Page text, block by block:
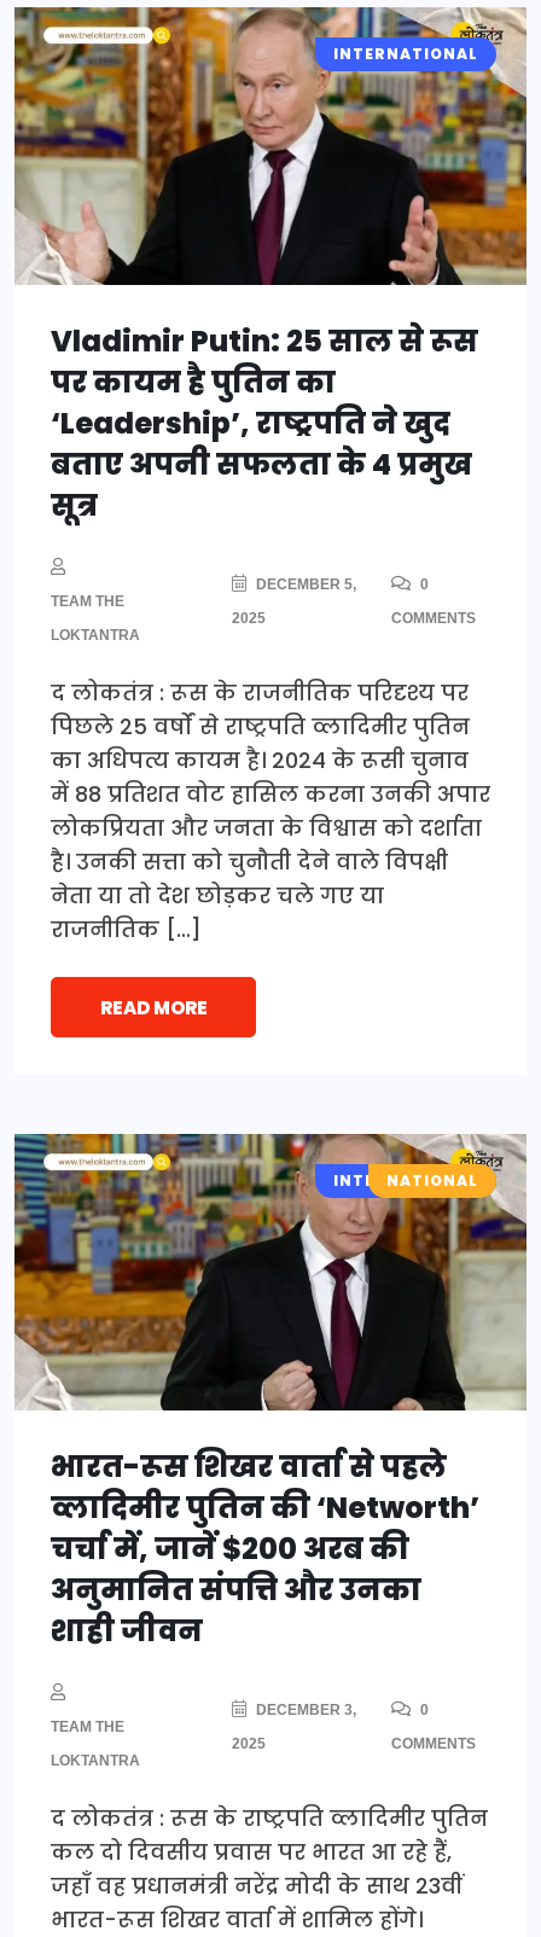
INTERNATIONAL
Vladimir Putin: 25 साल से रूस
पर कायम है पुतिन का
‘Leadership’, राष्ट्रपति ने खुद
बताए अपनी सफलता के 4 प्रमुख
सूत्र
TEAM THE
LOKTANTRA
DECEMBER 5,
2025
0
COMMENTS
द लोकतंत्र : रूस के राजनीतिक परिदृश्य पर
पिछले 25 वर्षों से राष्ट्रपति व्लादिमीर पुतिन
का अधिपत्य कायम है। 2024 के रूसी चुनाव
में 88 प्रतिशत वोट हासिल करना उनकी अपार
लोकप्रियता और जनता के विश्वास को दर्शाता
है। उनकी सत्ता को चुनौती देने वाले विपक्षी
नेता या तो देश छोड़कर चले गए या
राजनीतिक […]
READ MORE
INTERNATIONAL
NATIONAL
भारत-रूस शिखर वार्ता से पहले
व्लादिमीर पुतिन की ‘Networth’
चर्चा में, जानें $200 अरब की
अनुमानित संपत्ति और उनका
शाही जीवन
TEAM THE
LOKTANTRA
DECEMBER 3,
2025
0
COMMENTS
द लोकतंत्र : रूस के राष्ट्रपति व्लादिमीर पुतिन
कल दो दिवसीय प्रवास पर भारत आ रहे हैं,
जहाँ वह प्रधानमंत्री नरेंद्र मोदी के साथ 23वीं
भारत-रूस शिखर वार्ता में शामिल होंगे।